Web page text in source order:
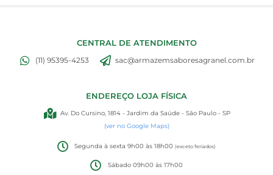
CENTRAL DE ATENDIMENTO
(11) 95395-4253 sac@armazemsaboresagranel.com.br
ENDEREÇO LOJA FÍSICA
Av. Do Cursino, 1814 - Jardim da Saúde - São Paulo - SP
(ver no Google Maps)
Segunda à sexta 9h00 às 18h00(exceto feriados)
Sábado 09h00 às 17h00